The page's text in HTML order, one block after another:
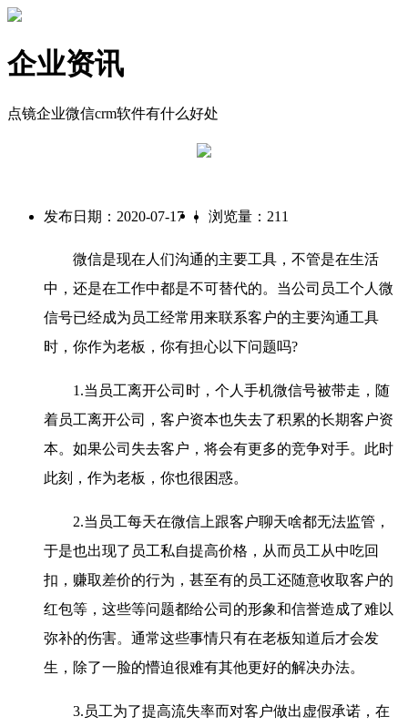
企业资讯
点镜企业微信crm软件有什么好处
发布日期：2020-07-17 | 浏览量：211
微信是现在人们沟通的主要工具，不管是在生活
中，还是在工作中都是不可替代的。当公司员工个人微
信号已经成为员工经常用来联系客户的主要沟通工具
时，你作为老板，你有担心以下问题吗?
1.当员工离开公司时，个人手机微信号被带走，随
着员工离开公司，客户资本也失去了积累的长期客户资
本。如果公司失去客户，将会有更多的竞争对手。此时
此刻，作为老板，你也很困惑。
2.当员工每天在微信上跟客户聊天啥都无法监管，
于是也出现了员工私自提高价格，从而员工从中吃回
扣，赚取差价的行为，甚至有的员工还随意收取客户的
红包等，这些等问题都给公司的形象和信誉造成了难以
弥补的伤害。通常这些事情只有在老板知道后才会发
生，除了一脸的懵迫很难有其他更好的解决办法。
3.员工为了提高流失率而对客户做出虚假承诺，在